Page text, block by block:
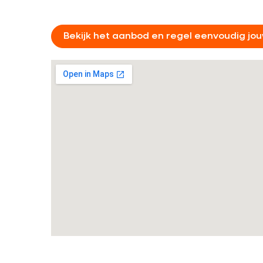
Bekijk het aanbod en regel eenvoudig